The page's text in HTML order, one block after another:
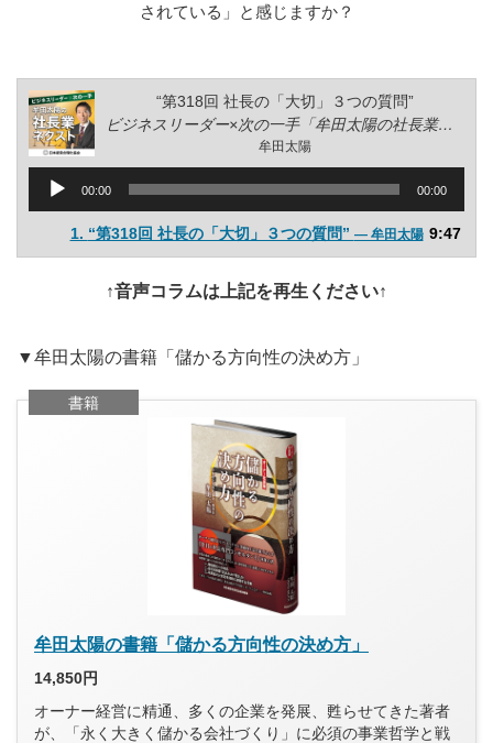
されている」と感じますか？
“第318回 社長の「大切」３つの質問”
ビジネスリーダー×次の一手「牟田太陽の社長業ネクスト」
牟田太陽
声
プ
レ
ヤ
00:00 00:00
1. “第318回 社長の「大切」３つの質問” — 牟田太陽 9:47
↑音声コラムは上記を再生ください↑
▼牟田太陽の書籍「儲かる方向性の決め方」
書籍
牟田太陽の書籍「儲かる方向性の決め方」
14,850円
オーナー経営に精通、多くの企業を発展、甦らせてきた著者
が、「永く大きく儲かる会社づくり」に必須の事業哲学と戦